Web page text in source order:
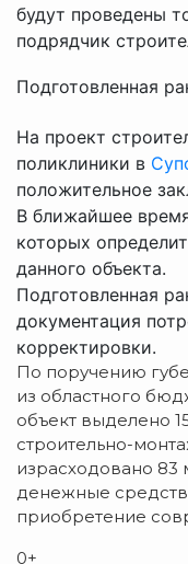
будут проведены
подрядчик
Подготовленная
На проект
поликлиники в
положительное
В ближайшее
которых
данного объекта.
Подготовленная
документация
корректировки.
По поручению
из областного
объект выделено
строительно-
израсходовано 83
денежные
приобретение
0+